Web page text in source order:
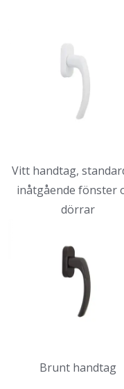
Vitt handtag,
inåtgående fönster
dörrar
Brunt handtag